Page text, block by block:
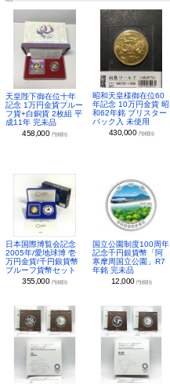
天皇陛下御在位十年
記念 1万円金貨プルー
フ貨+白銅貨 2枚組 平
成11年 完未品
458,000 円(税別)
昭和天皇様御在位60
年記念 10万円金貨 昭
和62年銘 ブリスター
パック入 未使用
430,000 円(税別)
日本国際博覧会記念
2005年/愛地球博 壱
万円金貨/千円銀貨幣
プルーフ貨幣セット
355,000 円(税別)
国立公園制度100周年
記念千円銀貨幣「阿
寒摩周国立公園」R7
年銘 完未品
12,000 円(税別)